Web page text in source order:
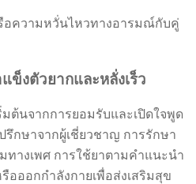
ความหวั่นไหวทางอารมณ์กับคู่
งตัวยากและหลั่งเร็ว
ต้นจากการยอมรับและเปิดใจพูด
กษาจากผู้เชี่ยวชาญ การรักษา
ทางเพศ การใช้ยาตามคำแนะนำ
ออกกำลังกายเพื่อส่งเสริมสุข